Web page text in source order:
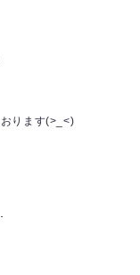
ります(>_<)